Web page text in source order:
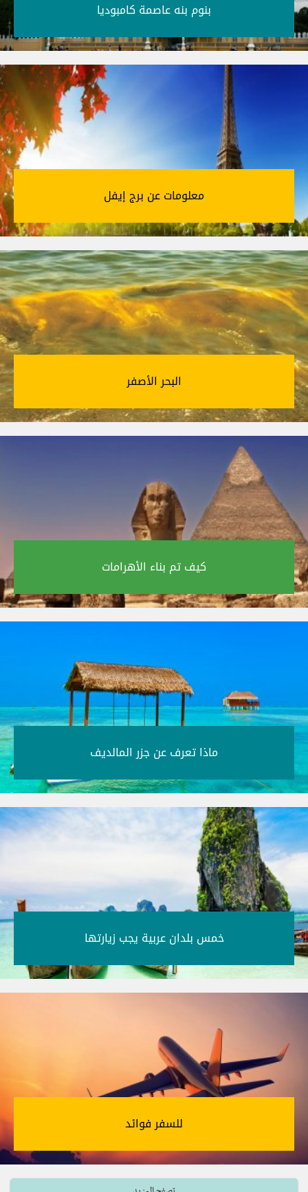
بنوم بنه عاصمة كامبوديا‎
معلومات عن برج إيفل‎
البحر الأصفر‎
كيف تم بناء الأهرامات‎
ماذا تعرف عن جزر المالديف‎
خمس بلدان عربية يجب زيارتها‎
للسفر فوائد‎